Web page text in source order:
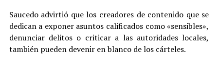
Saucedo advirtió que los creadores de contenido que se
dedican a exponer asuntos calificados como «sensibles»,
denunciar delitos o criticar a las autoridades locales,
también pueden devenir en blanco de los cárteles.